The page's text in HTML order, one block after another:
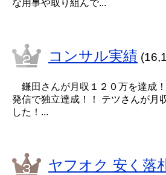
な用事や取り組んで...
コンサル実績
鎌田さんが月収１２０万を達成
発信で独立達成！！ テツさんが月
した！...
ヤフオク 安く落